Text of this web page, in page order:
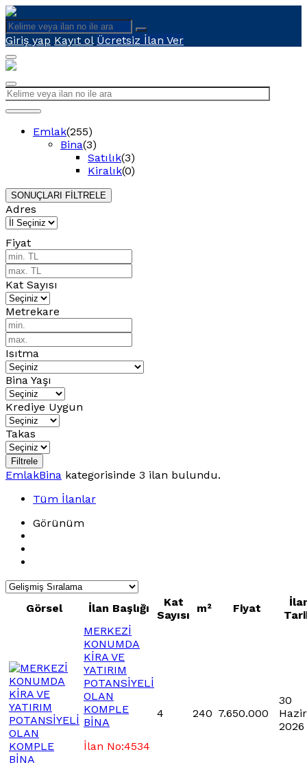
Giriş yap Kayıt ol Ücretsiz İlan Ver
Emlak(255)
Bina(3)
Satılık(3)
Kiralık(0)
SONUÇLARI FİLTRELE
Adres
Fiyat
Kat Sayısı
Metrekare
Isıtma
Bina Yaşı
Krediye Uygun
Takas
Filtrele
EmlakBina kategorisinde 3 ilan bulundu.
Tüm İlanlar
Görünüm
Görsel İlan Başlığı
Kat
Sayısı
m² Fiyat
MERKEZİ
KONUMDA
KİRA VE
YATIRIM
POTANSİYELİ
OLAN
KOMPLE
BİNA
İlan No:4534
4 240 7.650.000
30
2026